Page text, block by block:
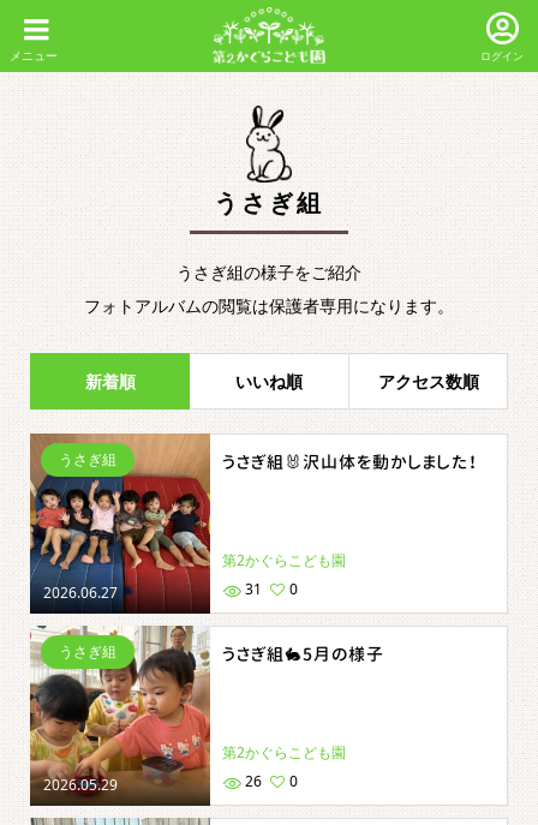
ログイン
うさぎ組
うさぎ組の様子をご紹介
フォトアルバムの閲覧は保護者専用になります。
新着順 いいね順 アクセス数順
2026.06.27
うさぎ組 うさぎ組🐰沢山体を動かしました！
第2かぐらこども園
31
0
2026.05.29
うさぎ組 うさぎ組🐇5月の様子
第2かぐらこども園
26
0